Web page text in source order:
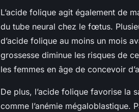
L’acide folique agit également de
du tube neural chez le fœtus.
d’acide folique au moins un mois
grossesse diminue les risques de
les femmes en âge de concevoir
De plus, l’acide folique favorise la
comme l’anémie mégaloblastique.